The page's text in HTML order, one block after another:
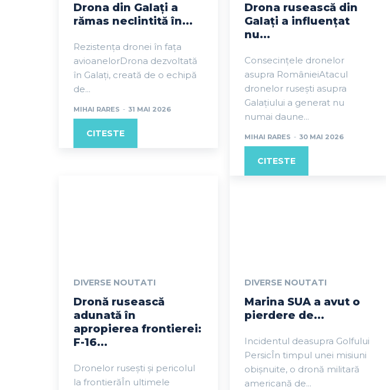
Drona din Galați a
rămas neclintită în...
Rezistența dronei în fața
avioanelorDrona dezvoltată
în Galați, creată de o echipă
de...
MIHAI RARES - 31 MAI 2026
CITESTE
Drona rusească din
Galați a influențat
nu...
Consecințele dronelor
asupra RomânieiAtacul
dronelor rusești asupra
Galațiului a generat nu
numai daune...
MIHAI RARES - 30 MAI 2026
CITESTE
DIVERSE NOUTATI
Dronă rusească
adunată în
apropierea frontierei:
F-16...
Dronelor rusești și pericolul
la frontierăÎn ultimele
DIVERSE NOUTATI
Marina SUA a avut o
pierdere de...
Incidentul deasupra Golfului
PersicÎn timpul unei misiuni
obișnuite, o dronă militară
americană de...